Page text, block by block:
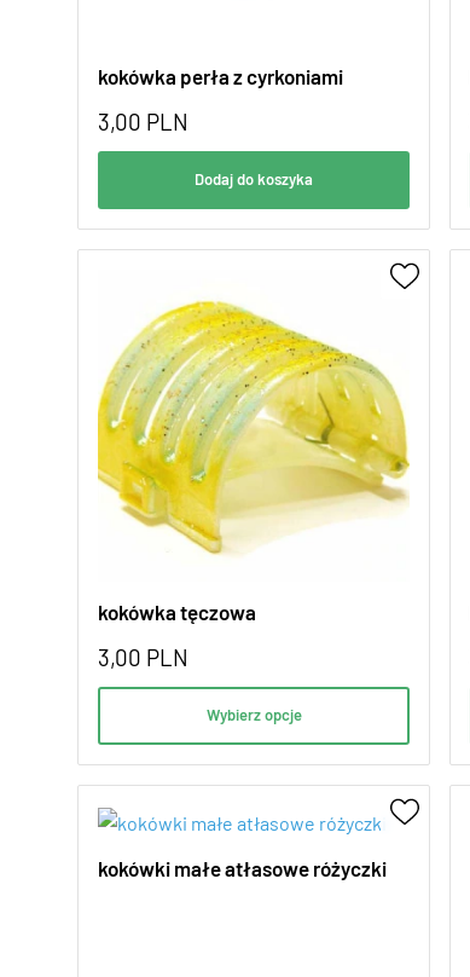
kokówka perła z cyrkoniami
3,00 PLN
Dodaj do koszyka
kokówka tęczowa
3,00 PLN
Wybierz opcje
kokówki małe atłasowe różyczki